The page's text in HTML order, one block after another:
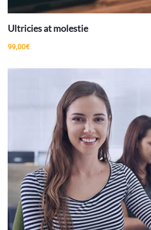
Ultricies at molestie
99,00€